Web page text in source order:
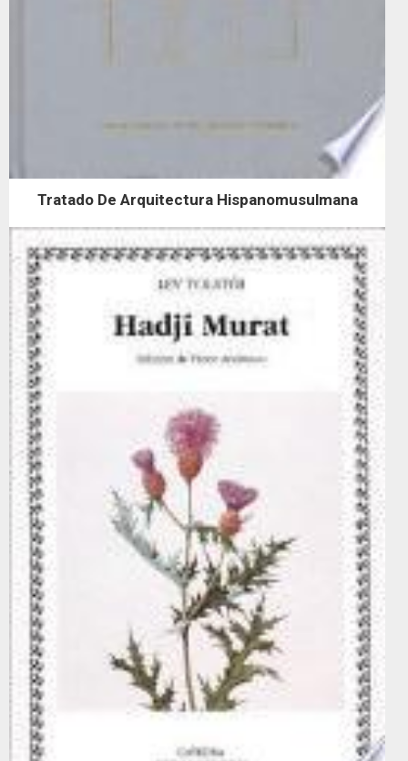
Tratado De Arquitectura Hispanomusulmana